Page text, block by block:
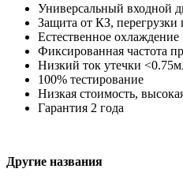
Универсальный входной
Защита от КЗ,
Естественное охлаждение
Фиксированная частота
Низкий ток утечки
100% тестирование
Низкая стоимость,
Гарантия 2 года
Другие названия